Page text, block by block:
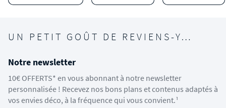
UN PETIT GOÛT DE REVIENS-Y…
Notre newsletter
10€ OFFERTS* en vous abonnant à notre newsletter
personnalisée ! Recevez nos bons plans et contenus adaptés à
vos envies déco, à la fréquence qui vous convient.¹